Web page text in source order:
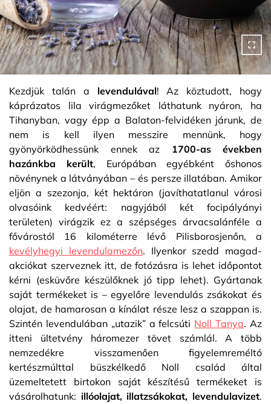
Kezdjük talán a levendulával! Az köztudott, hogy
káprázatos lila virágmezőket láthatunk nyáron, ha
Tihanyban, vagy épp a Balaton-felvidéken járunk, de
nem is kell ilyen messzire mennünk, hogy
gyönyörködhessünk ennek az 1700-as években
hazánkba került, Európában egyébként őshonos
növénynek a látványában – és persze illatában. Amikor
eljön a szezonja, két hektáron (javíthatatlanul városi
olvasóink kedvéért: nagyjából két focipályányi
területen) virágzik ez a szépséges árvacsalánféle a
fővárostól 16 kilométerre lévő Pilisborosjenőn, a
kevélyhegyi levendulamezőn. Ilyenkor szedd magad-
akciókat szerveznek itt, de fotózásra is lehet időpontot
kérni (esküvőre készülőknek jó tipp lehet). Gyártanak
saját termékeket is – egyelőre levendulás zsákokat és
olajat, de hamarosan a kínálat része lesz a szappan is.
Szintén levendulában „utazik” a felcsúti Noll Tanya. Az
itteni ültetvény háromezer tövet számlál. A több
nemzedékre visszamenően figyelemreméltó
kertészmúlttal büszkélkedő Noll család által
üzemeltetett birtokon saját készítésű termékeket is
vásárolhatunk: illóolajat, illatzsákokat, levendulavizet.